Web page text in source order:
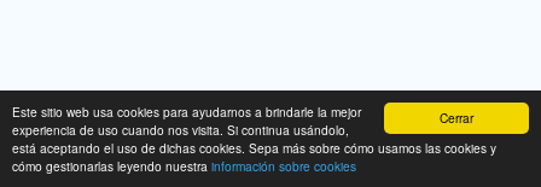
Cerrar
Este sitio web usa cookies para ayudarnos a brindarle la mejor
experiencia de uso cuando nos visita. Si continua usándolo,
está aceptando el uso de dichas cookies. Sepa más sobre cómo usamos las cookies y
cómo gestionarlas leyendo nuestra información sobre cookies